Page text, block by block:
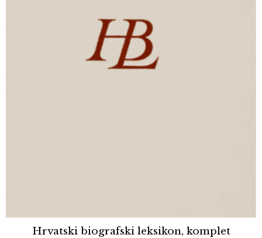
Hrvatski biografski leksikon, komplet